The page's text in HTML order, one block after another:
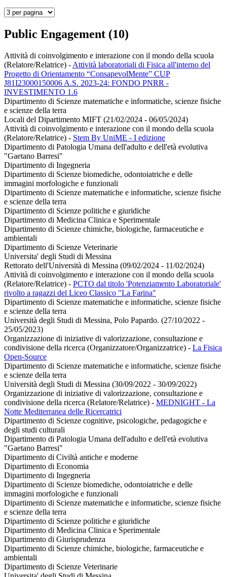
Public Engagement (10)
Attività di coinvolgimento e interazione con il mondo della scuola
(Relatore/Relatrice) - Attività laboratoriali di Fisica all'interno del
Progetto di Orientamento “ConsapevolMente” CUP
J81I23000150006 A.S. 2023-24: FONDO PNRR -
INVESTIMENTO 1.6
Dipartimento di Scienze matematiche e informatiche, scienze fisiche
e scienze della terra
Locali del Dipartimento MIFT (21/02/2024 - 06/05/2024)
Attività di coinvolgimento e interazione con il mondo della scuola
(Relatore/Relatrice) - Stem By UniME - I edizione
Dipartimento di Patologia Umana dell'adulto e dell'età evolutiva
"Gaetano Barresi"
Dipartimento di Ingegneria
Dipartimento di Scienze biomediche, odontoiatriche e delle
immagini morfologiche e funzionali
Dipartimento di Scienze matematiche e informatiche, scienze fisiche
e scienze della terra
Dipartimento di Scienze politiche e giuridiche
Dipartimento di Medicina Clinica e Sperimentale
Dipartimento di Scienze chimiche, biologiche, farmaceutiche e
ambientali
Dipartimento di Scienze Veterinarie
Universita' degli Studi di Messina
Rettorato dell'Università di Messina (09/02/2024 - 11/02/2024)
Attività di coinvolgimento e interazione con il mondo della scuola
(Relatore/Relatrice) - PCTO dal titolo 'Potenziamento Laboratoriale'
rivolto a ragazzi del Liceo Classico "La Farina"
Dipartimento di Scienze matematiche e informatiche, scienze fisiche
e scienze della terra
Università degli Studi di Messina, Polo Papardo. (27/10/2022 -
25/05/2023)
Organizzazione di iniziative di valorizzazione, consultazione e
condivisione della ricerca (Organizzatore/Organizzatrice) - La Fisica
Open-Source
Dipartimento di Scienze matematiche e informatiche, scienze fisiche
e scienze della terra
Università degli Studi di Messina (30/09/2022 - 30/09/2022)
Organizzazione di iniziative di valorizzazione, consultazione e
condivisione della ricerca (Relatore/Relatrice) - MEDNIGHT - La
Notte Mediterranea delle Ricercatrici
Dipartimento di Scienze cognitive, psicologiche, pedagogiche e
degli studi culturali
Dipartimento di Patologia Umana dell'adulto e dell'età evolutiva
"Gaetano Barresi"
Dipartimento di Civiltà antiche e moderne
Dipartimento di Economia
Dipartimento di Ingegneria
Dipartimento di Scienze biomediche, odontoiatriche e delle
immagini morfologiche e funzionali
Dipartimento di Scienze matematiche e informatiche, scienze fisiche
e scienze della terra
Dipartimento di Scienze politiche e giuridiche
Dipartimento di Medicina Clinica e Sperimentale
Dipartimento di Giurisprudenza
Dipartimento di Scienze chimiche, biologiche, farmaceutiche e
ambientali
Dipartimento di Scienze Veterinarie